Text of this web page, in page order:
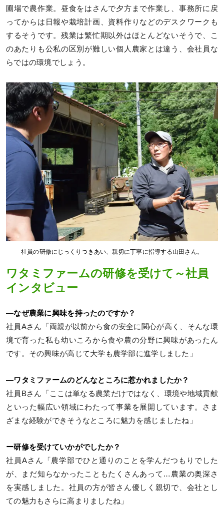
圃場で農作業。昼食をはさんで夕方まで作業し、事務所に戻
ってからは日報や栽培計画、資料作りなどのデスクワークも
するそうです。残業は繁忙期以外はほとんどないそうで、こ
のあたりも公私の区別が難しい個人農家とは違う、会社員な
らではの環境でしょう。
社員の研修にじっくりつきあい、親切に丁寧に指導する山田さん。
ワタミファームの研修を受けて～社員
インタビュー
―なぜ農業に興味を持ったのですか？
社員Aさん「両親が以前から食の安全に関心が高く、そんな環
境で育った私も幼いころから食や農の分野に興味があったん
です。その興味が高じて大学も農学部に進学しました」
―ワタミファームのどんなところに惹かれましたか？
社員Bさん「ここは単なる農業だけではなく、環境や地域貢献
といった幅広い領域にわたって事業を展開しています。さま
ざまな経験ができそうなところに魅力を感じましたね」
ー研修を受けていかがでしたか？
社員Aさん「農学部でひと通りのことを学んだつもりでした
が、まだ知らなかったこともたくさんあって…農業の奥深さ
を実感しました。社員の方が皆さん優しく親切で、会社とし
ての魅力もさらに高まりましたね」